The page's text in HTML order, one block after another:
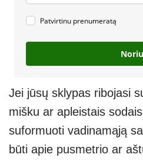
Patvirtinu prenumeratą
Noriu
Jei jūsų sklypas ribojasi
mišku ar apleistais
suformuoti vadinamąją
būti apie pusmetrio ar